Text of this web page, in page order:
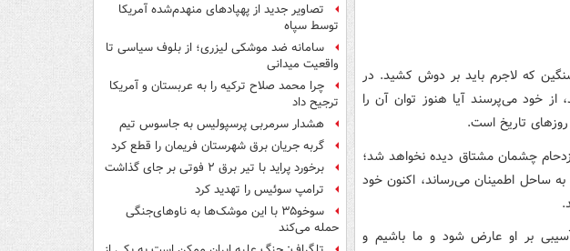
که لاجرم باید بر دوش کشید. در
از خود می‌پرسند آیا هنوز توان آن را
تاریخ است.
چشمان مشتاق دیده نخواهد شد؛
ساحل اطمینان می‌رساند، اکنون خود
بر او عارض شود و ما باشیم و
تصاویر جدید از پهپادهای منهدم‌شده آمریکا
توسط سپاه
سامانه ضد موشکی لیزری؛ از بلوف سیاسی تا
واقعیت میدانی
چرا محمد صلاح ترکیه را به عربستان و آمریکا
ترجیح داد
هشدار سرمربی پرسپولیس به جاسوس تیم
گربه جریان برق شهرستان فریمان را قطع کرد
برخورد پراید با تیر برق ۲ فوتی بر جای گذاشت
ترامپ سوئیس را تهدید کرد
سوخو۳۵ با این موشک‌ها به ناوهای‌جنگی
حمله می‌کند